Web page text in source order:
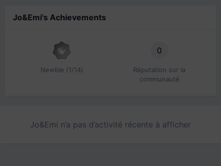
Jo&Emi's Achievements
Newbie (1/14)
0
Réputation sur la
communauté
Jo&Emi n’a pas d’activité récente à afficher